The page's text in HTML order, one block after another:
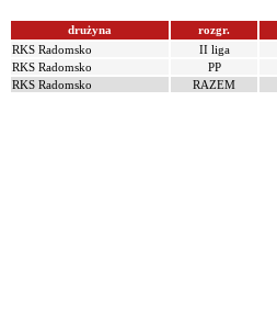
drużyna rozgr.
RKS Radomsko
II liga
RKS Radomsko
PP
RKS Radomsko
RAZEM